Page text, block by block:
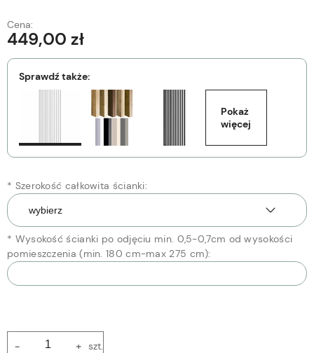
Cena:
449,00 zł
Sprawdź także:
Pokaż
więcej
* Szerokość całkowita ścianki:
* Wysokość ścianki po odjęciu min. 0,5-0,7cm od wysokości
pomieszczenia (min. 180 cm-max 275 cm):
+
- szt.